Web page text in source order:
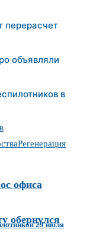
перерасчет
объявляли
в
Регенерация
офиса
обернулся
29 июля